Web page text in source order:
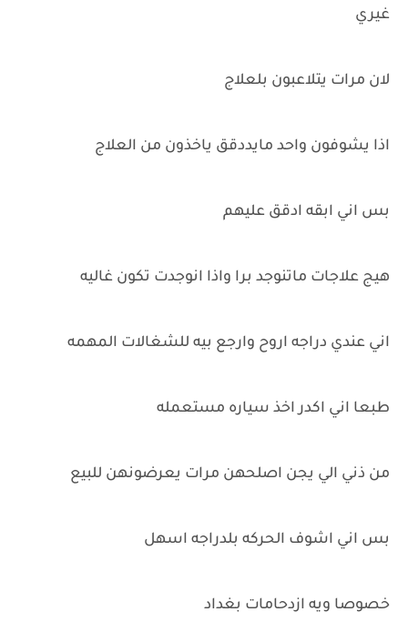
غيري
لان مرات يتلاعبون بلعلاج
اذا يشوفون واحد مايددقق ياخذون من العلاج
بس اني ابقه ادقق عليهم
هيج علاجات ماتنوجد برا واذا انوجدت تكون غاليه
اني عندي دراجه اروح وارجع بيه للشغالات المهمه
طبعا اني اكدر اخذ سياره مستعمله
من ذني الي يجن اصلحهن مرات يعرضونهن للبيع
بس اني اشوف الحركه بلدراجه اسهل
خصوصا ويه ازدحامات بغداد